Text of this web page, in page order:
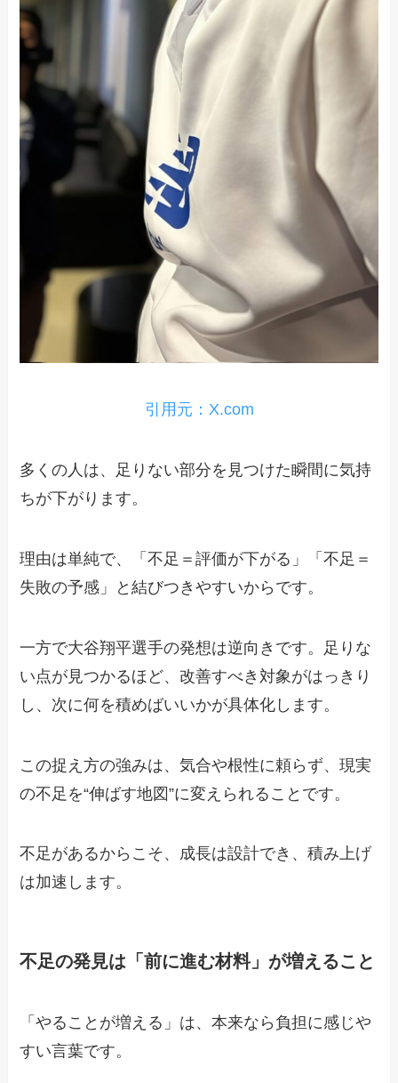
引用元：X.com
多くの人は、足りない部分を見つけた瞬間に気持
ちが下がります。
理由は単純で、「不足＝評価が下がる」「不足＝
失敗の予感」と結びつきやすいからです。
一方で大谷翔平選手の発想は逆向きです。足りな
い点が見つかるほど、改善すべき対象がはっきり
し、次に何を積めばいいかが具体化します。
この捉え方の強みは、気合や根性に頼らず、現実
の不足を“伸ばす地図”に変えられることです。
不足があるからこそ、成長は設計でき、積み上げ
は加速します。
不足の発見は「前に進む材料」が増えること
「やることが増える」は、本来なら負担に感じや
すい言葉です。